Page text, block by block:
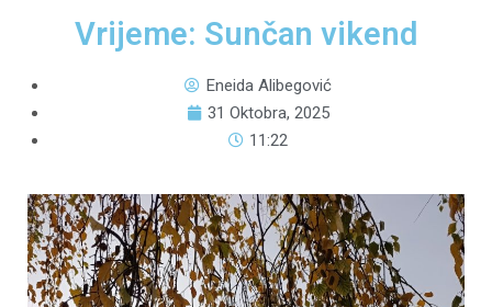
Vrijeme: Sunčan vikend
Eneida Alibegović
31 Oktobra, 2025
11:22